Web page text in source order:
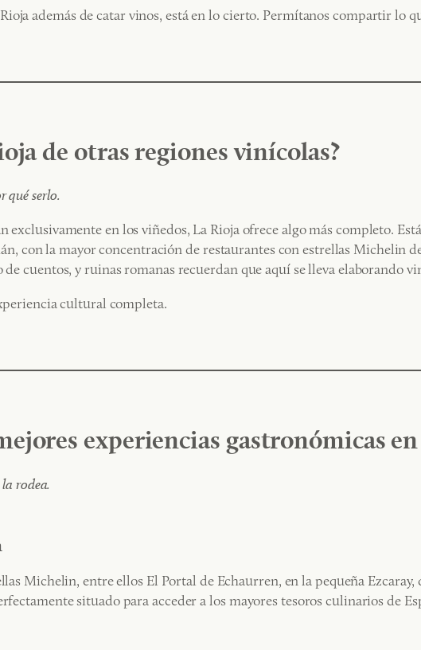
además de catar vinos, está en lo cierto. Permítanos compartir lo
de otras regiones vinícolas?
qué serlo.
exclusivamente en los viñedos, La Rioja ofrece algo más completo.
con la mayor concentración de restaurantes con estrellas Michelin
cuentos, y ruinas romanas recuerdan que aquí se lleva elaborando
cultural completa.
experiencias gastronómicas
rodea.
Michelin, entre ellos El Portal de Echaurren, en la pequeña Ezcaray,
situado para acceder a los mayores tesoros culinarios de